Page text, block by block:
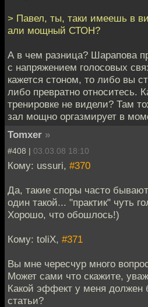
> Павел, ты, таки имеешь в
али мощный СТОН?
А в чем разница? Шарапова
с напряжением голосовых
кажется стоном, то либо вы
либо превратно относитесь.
тренировке не видели? Там
зал мощно оргазмирует в
Tomxer »
#408 | 03.03.08 18:10
Кому: ussuri, #370
Да, такие споры часто
один такой... "практик" чуть
Хорошо, что обошлось!)
Кому: toliX, #371
Вы мне чересчур много
Может сами что скажите,
Какой эффект у меня должен
статьи?